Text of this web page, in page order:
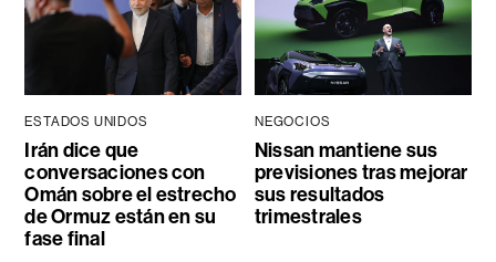
ESTADOS UNIDOS
Irán dice que
conversaciones con
Omán sobre el estrecho
de Ormuz están en su
fase final
NEGOCIOS
Nissan mantiene sus
previsiones tras mejorar
sus resultados
trimestrales